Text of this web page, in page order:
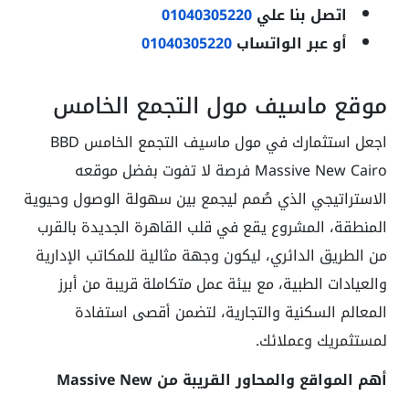
اتصل بنا علي01040305220
أو عبر الواتساب01040305220
موقع ماسيف مول التجمع الخامس
اجعل استثمارك في مول ماسيف التجمع الخامس BBD
Massive New Cairo فرصة لا تفوت بفضل موقعه
الاستراتيجي الذي صُمم ليجمع بين سهولة الوصول وحيوية
المنطقة، المشروع يقع في قلب القاهرة الجديدة بالقرب
من الطريق الدائري، ليكون وجهة مثالية للمكاتب الإدارية
والعيادات الطبية، مع بيئة عمل متكاملة قريبة من أبرز
المعالم السكنية والتجارية، لتضمن أقصى استفادة
لمستثمريك وعملائك.
أهم المواقع والمحاور القريبة من Massive New